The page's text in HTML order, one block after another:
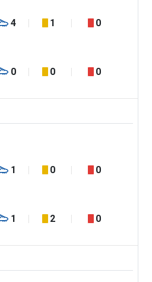
4 1 0
0 0 0
1 0 0
1 2 0